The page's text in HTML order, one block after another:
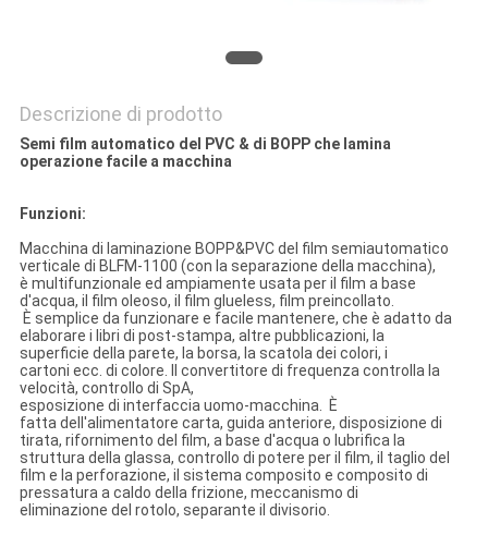
Descrizione di prodotto
Semi film automatico del PVC & di BOPP che lamina
operazione facile a macchina
Funzioni:
Macchina di laminazione BOPP&PVC del film semiautomatico
verticale di BLFM-1100 (con la separazione della macchina),
è multifunzionale ed ampiamente usata per il film a base
d'acqua, il film oleoso, il film glueless, film preincollato.
È semplice da funzionare e facile mantenere, che è adatto da
elaborare i libri di post-stampa, altre pubblicazioni, la
superficie della parete, la borsa, la scatola dei colori, i
cartoni ecc. di colore. Il convertitore di frequenza controlla la
velocità, controllo di SpA,
esposizione di interfaccia uomo-macchina. È
fatta dell'alimentatore carta, guida anteriore, disposizione di
tirata, rifornimento del film, a base d'acqua o lubrifica la
struttura della glassa, controllo di potere per il film, il taglio del
film e la perforazione, il sistema composito e composito di
pressatura a caldo della frizione, meccanismo di
eliminazione del rotolo, separante il divisorio.